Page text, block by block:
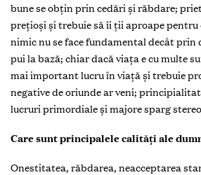
bune se obțin prin cedări și răbdare;
prețioși și trebuie să îi ții aproape pentru
nimic nu se face fundamental decât prin
pui la bază; chiar dacă viața e cu multe
mai important lucru în viață și trebuie
negative de oriunde ar veni;
lucruri primordiale și majore sparg
Care sunt principalele calități ale
Onestitatea, răbdarea, neacceptarea